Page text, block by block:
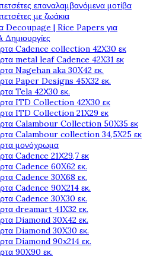
επαναλαμβανόμενα μοτίβα
με ζωάκια
Decoupage | Rice Papers για
Δημιουργίες
Cadence collection 42X30 εκ
metal leaf Cadence 42X31 εκ
Nagehan aka 30X42 εκ.
Paper Designs 45X32 εκ.
Tela 42Χ30 εκ.
ITD Collection 42X30 εκ
ITD Collection 21X29 εκ
Calambour Collection 50X35 εκ
Calambour collection 34,5X25 εκ
μονόχρωμα
Cadence 21Χ29,7 εκ
Cadence 60X62 εκ.
Cadence 30X68 εκ.
Cadence 90X214 εκ.
Cadence 30X30 εκ.
dreamart 41X32 εκ.
Diamond 30X42 εκ.
Diamond 30X30 εκ.
Diamond 90x214 εκ.
90X90 εκ.